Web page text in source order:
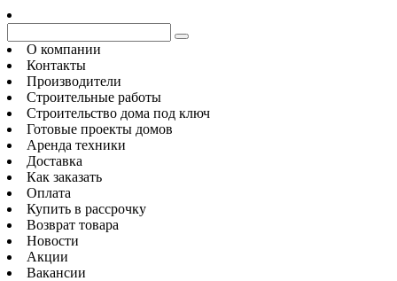
О компании
Контакты
Производители
Строительные работы
Строительство дома под ключ
Готовые проекты домов
Аренда техники
Доставка
Как заказать
Оплата
Купить в рассрочку
Возврат товара
Новости
Акции
Вакансии